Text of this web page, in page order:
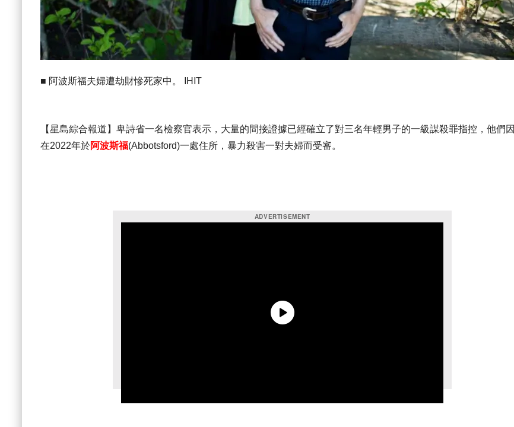
■ 阿波斯福夫婦遭劫財慘死家中。 IHIT
【星島綜合報道】卑詩省一名檢察官表示，大量的間接證據已經確立了對三名年輕男子的一級謀殺罪指控，他們因
在2022年於阿波斯福(Abbotsford)一處住所，暴力殺害一對夫婦而受審。